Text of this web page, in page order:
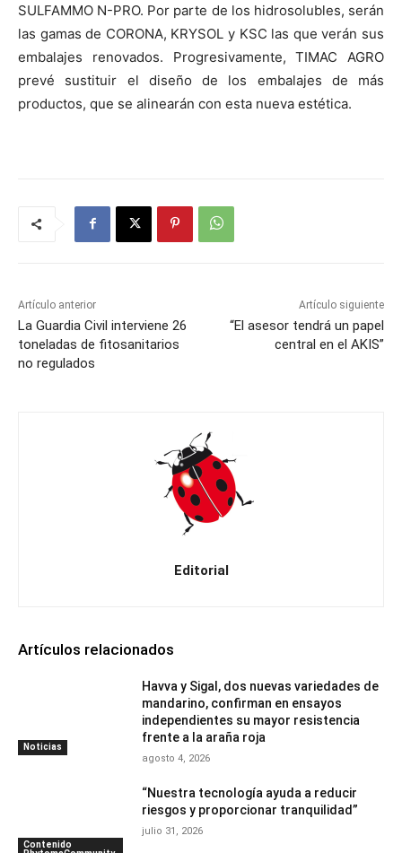
SULFAMMO N-PRO. Por parte de los hidrosolubles, serán
las gamas de CORONA, KRYSOL y KSC las que verán sus
embalajes renovados. Progresivamente, TIMAC AGRO
prevé sustituir el diseño de los embalajes de más
productos, que se alinearán con esta nueva estética.
Artículo anterior
La Guardia Civil interviene 26
toneladas de fitosanitarios
no regulados
Artículo siguiente
“El asesor tendrá un papel
central en el AKIS”
Editorial
Artículos relacionados
Noticias
Havva y Sigal, dos nuevas variedades de
mandarino, confirman en ensayos
independientes su mayor resistencia
frente a la araña roja
agosto 4, 2026
Contenido
“Nuestra tecnología ayuda a reducir
riesgos y proporcionar tranquilidad”
julio 31, 2026